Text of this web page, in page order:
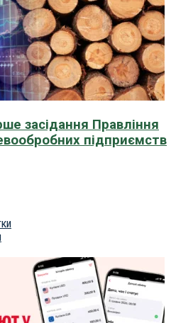
засідання Правління
підприємств